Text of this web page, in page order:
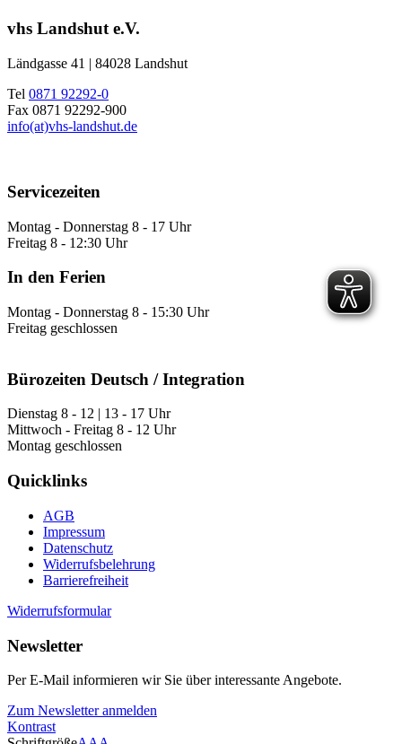
vhs Landshut e.V.
Ländgasse 41 | 84028 Landshut
Tel 0871 92292-0
Fax 0871 92292-900
info(at)vhs-landshut.de
Servicezeiten
Montag - Donnerstag 8 - 17 Uhr
Freitag 8 - 12:30 Uhr
In den Ferien
Montag - Donnerstag 8 - 15:30 Uhr
Freitag geschlossen
Bürozeiten Deutsch / Integration
Dienstag 8 - 12 | 13 - 17 Uhr
Mittwoch - Freitag 8 - 12 Uhr
Montag geschlossen
Quicklinks
AGB
Impressum
Datenschutz
Widerrufsbelehrung
Barrierefreiheit
Widerrufsformular
Newsletter
Per E-Mail informieren wir Sie über interessante Angebote.
Zum Newsletter anmelden
Kontrast